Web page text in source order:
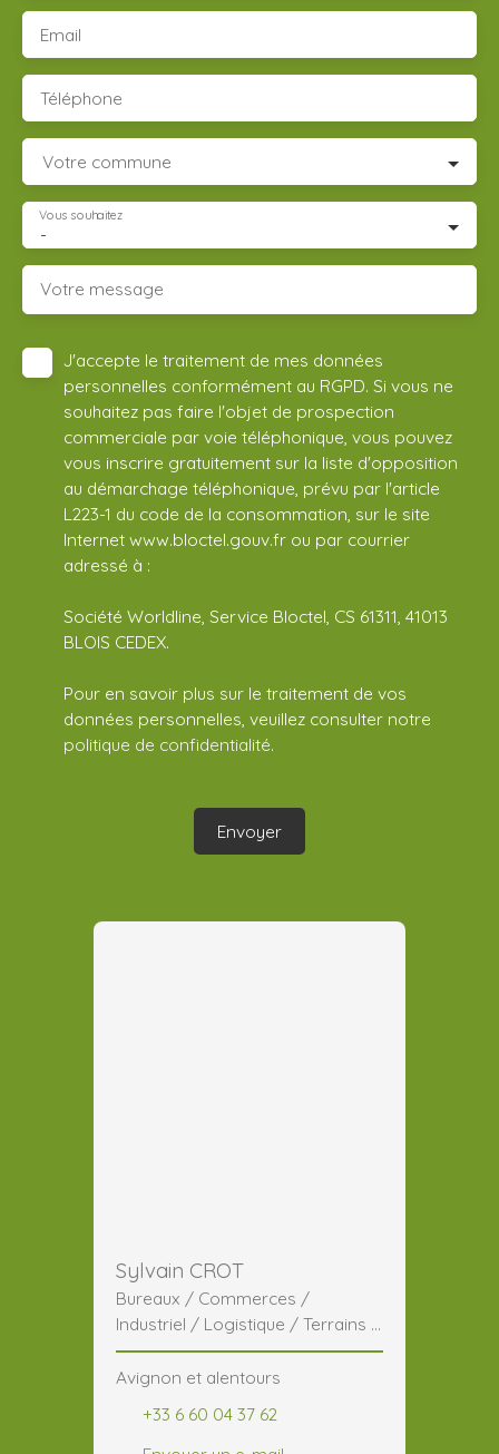
Email
Téléphone
Votre commune
-
Vous souhaitez
Votre message
J'accepte le traitement de mes données
personnelles conformément au RGPD. Si vous ne
souhaitez pas faire l'objet de prospection
commerciale par voie téléphonique, vous pouvez
vous inscrire gratuitement sur la liste d'opposition
au démarchage téléphonique, prévu par l'article
L223-1 du code de la consommation, sur le site
Internet www.bloctel.gouv.fr ou par courrier
adressé à :
Société Worldline, Service Bloctel, CS 61311, 41013
BLOIS CEDEX.
Pour en savoir plus sur le traitement de vos
données personnelles, veuillez consulter notre
politique de confidentialité.
Envoyer
Sylvain CROT
Bureaux / Commerces /
Industriel / Logistique / Terrains /
CHR
Avignon et alentours
+33 6 60 04 37 62